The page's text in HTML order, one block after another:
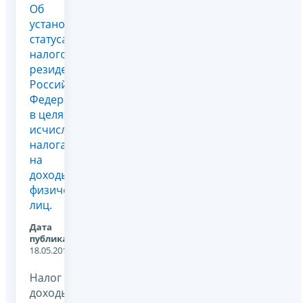
Об
установлении
статуса
налогового
резидента
Российской
Федерации
в целях
исчисления
налога
на
доходы
физических
лиц.
Дата
публикации:
18.05.2012
Налог на
доходы